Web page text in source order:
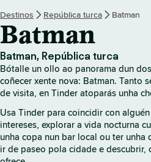
r
m
e
Destinos República turca Batman
Batman
Batman, República turca
Bótalle un ollo ao panorama dun
coñecer xente nova: Batman. Tanto
de visita, en Tinder atoparás unha
Usa Tinder para coincidir con
intereses, explorar a vida nocturna
unha copa nun bar local ou ter unha
ir de paseo pola cidade e